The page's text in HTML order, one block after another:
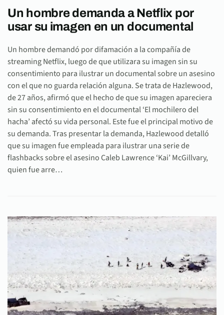
Un hombre demanda a Netflix por
usar su imagen en un documental
Un hombre demandó por difamación a la compañía de
streaming Netflix, luego de que utilizara su imagen sin su
consentimiento para ilustrar un documental sobre un asesino
con el que no guarda relación alguna. Se trata de Hazlewood,
de 27 años, afirmó que el hecho de que su imagen apareciera
sin su consentimiento en el documental ‘El mochilero del
hacha’ afectó su vida personal. Este fue el principal motivo de
su demanda. Tras presentar la demanda, Hazlewood detalló
que su imagen fue empleada para ilustrar una serie de
flashbacks sobre el asesino Caleb Lawrence ‘Kai’ McGillvary,
quien fue arre…